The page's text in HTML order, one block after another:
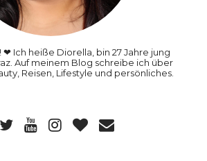
❤ Ich heiße Diorella, bin 27 Jahre jung
Auf meinem Blog schreibe ich über
Reisen, Lifestyle und persönliches.